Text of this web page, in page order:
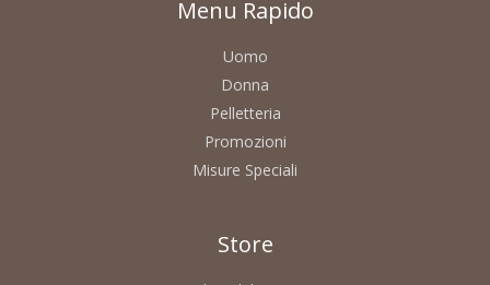
Menu Rapido
Uomo
Donna
Pelletteria
Promozioni
Misure Speciali
Store